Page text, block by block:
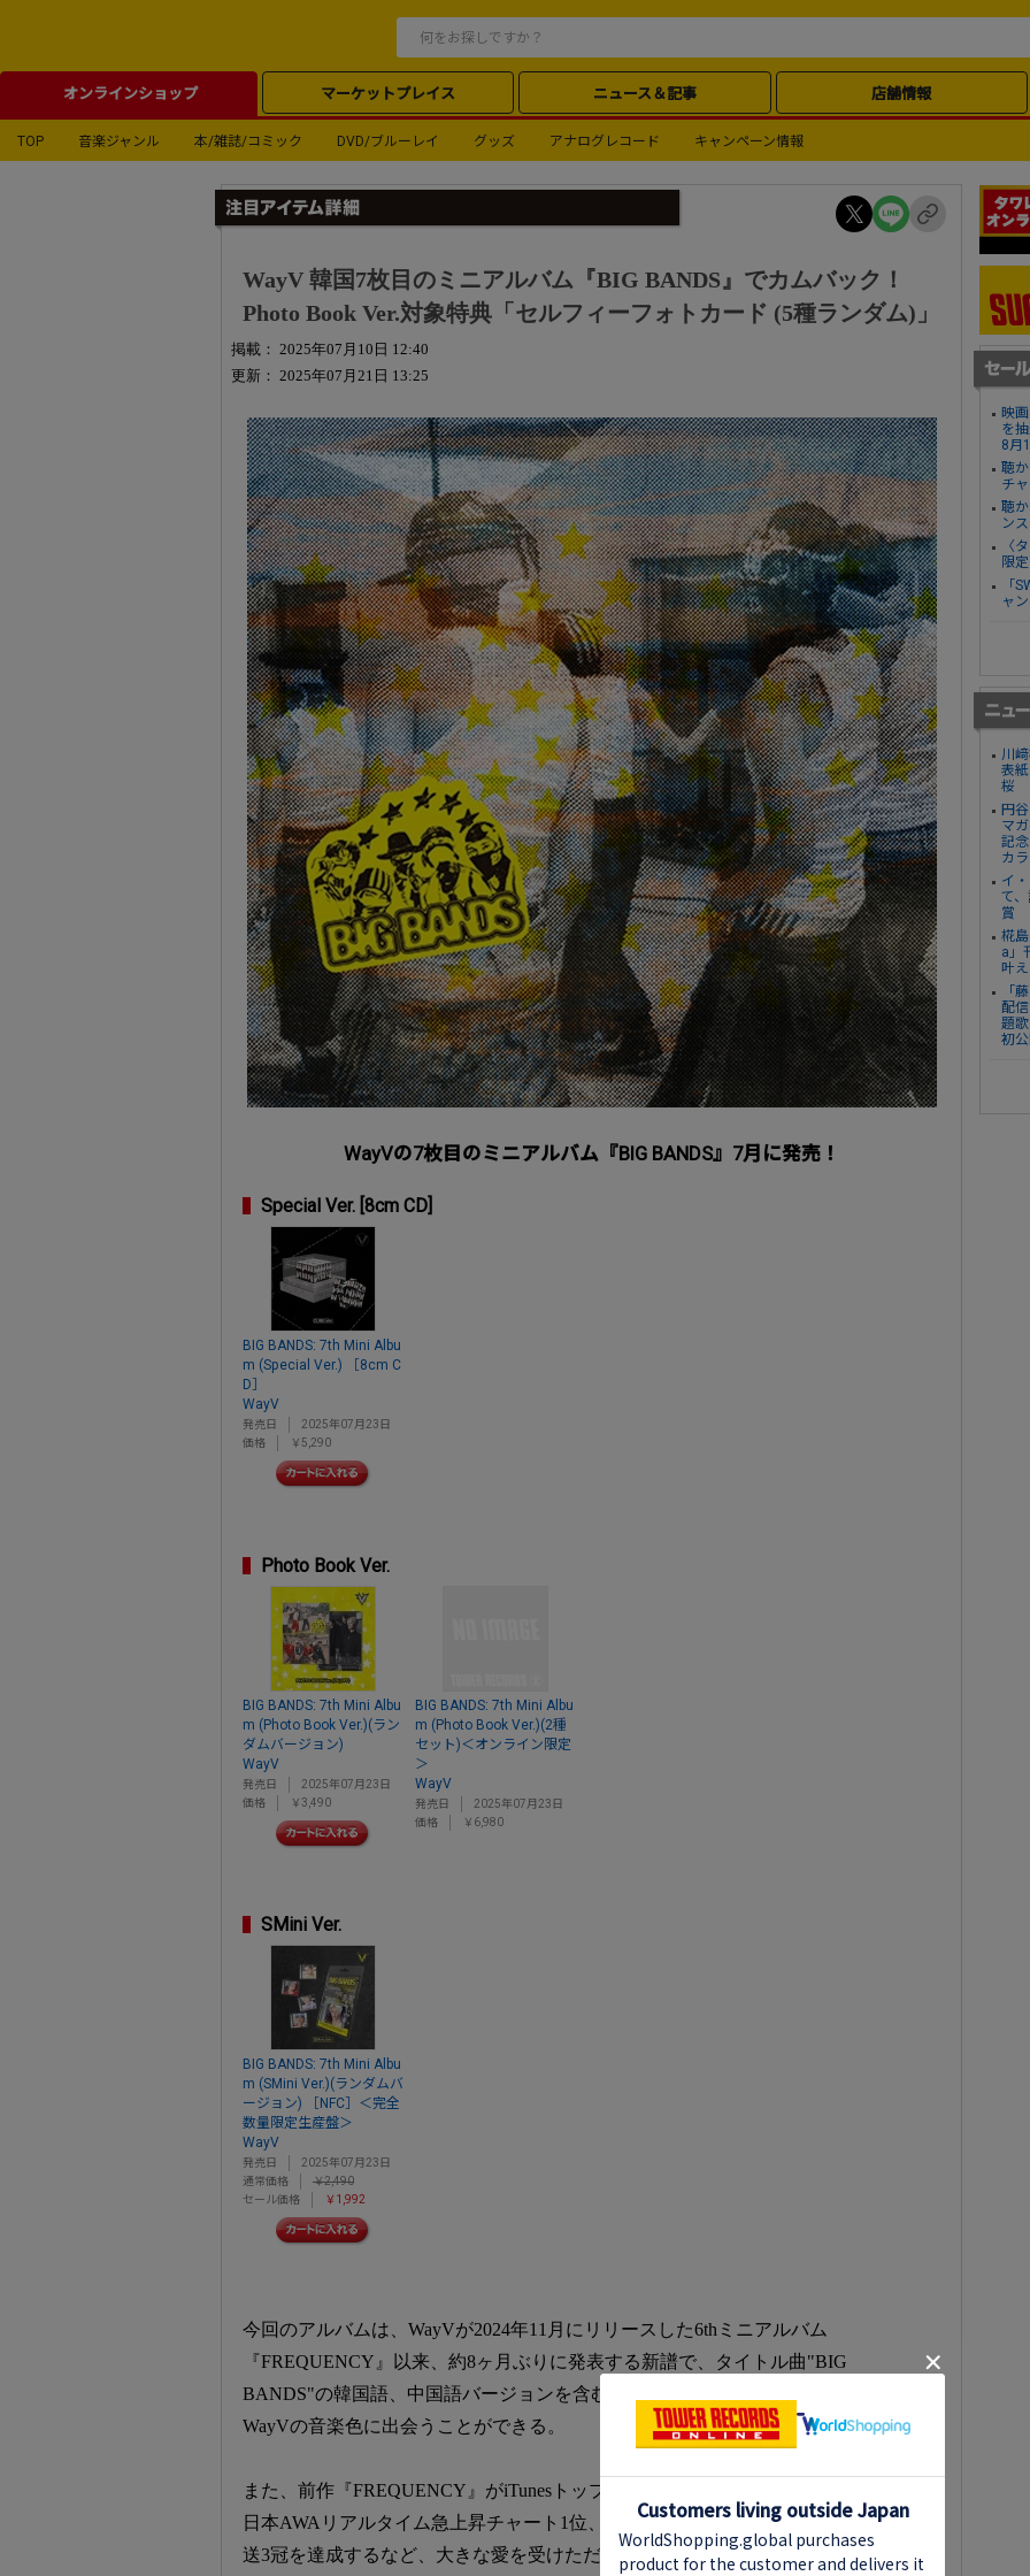
オンラインショップ マーケットプレイス ニュース＆記事 店舗情報
TOP 音楽ジャンル 本/雑誌/コミック DVD/ブルーレイ グッズ アナログレコード キャンペーン情報
WayV 韓国7枚目のミニアルバム『BIG BANDS』でカムバック！
Photo Book Ver.対象特典「セルフィーフォトカード (5種ランダム)」
掲載： 2025年07月10日 12:40
更新： 2025年07月21日 13:25
WayVの7枚目のミニアルバム『BIG BANDS』7月に発売！
Special Ver. [8cm CD]
BIG BANDS: 7th Mini Albu
m (Special Ver.) ［8cm C
D］
WayV
発売日
2025年07月23日
価格
￥5,290
Photo Book Ver.
BIG BANDS: 7th Mini Albu
m (Photo Book Ver.)(ラン
ダムバージョン)
WayV
発売日
2025年07月23日
価格
￥3,490
BIG BANDS: 7th Mini Albu
m (Photo Book Ver.)(2種
セット)＜オンライン限定
＞
WayV
発売日
2025年07月23日
価格
￥6,980
SMini Ver.
BIG BANDS: 7th Mini Albu
m (SMini Ver.)(ランダムバ
ージョン) ［NFC］＜完全
数量限定生産盤＞
WayV
発売日
2025年07月23日
通常価格
￥2,490
セール価格
￥1,992
今回のアルバムは、WayVが2024年11月にリリースした6thミニアルバム
『FREQUENCY』以来、約8ヶ月ぶりに発表する新譜で、タイトル曲"BIG
BANDS"の韓国語、中国語バージョンを含む全6曲で構成され、さらに多彩になった
WayVの音楽色に出会うことができる。
また、前作『FREQUENCY』がiTunesトップアルバムチャート全世界19地域TOP5、
日本AWAリアルタイム急上昇チャート1位、韓国地上波音楽放送初1位および音楽放
送3冠を達成するなど、大きな愛を受けただけに、今回のアルバムもグローバルファ
映
を
8月
聴
チ
聴
ン
〈
限
「
ャ
川
表
桜
円
マ
記
カ
イ
て
賞
椛
a」
叶
「
配
題
初公